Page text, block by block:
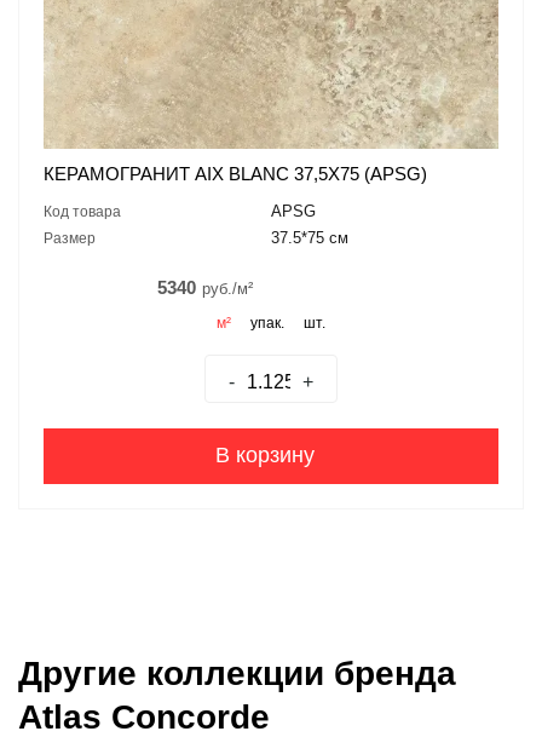
КЕРАМОГРАНИТ AIX BLANC 37,5X75 (APSG)
Код товара APSG
Размер 37.5*75 см
5340 руб./м²
м² упак. шт.
- +
В корзину
Другие коллекции бренда
Atlas Concorde